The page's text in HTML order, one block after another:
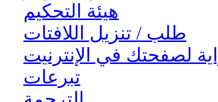
هيئة التحكيم
طلب / تنزيل اللافتات
لصفحتك في الإنترنيت
تبرعات